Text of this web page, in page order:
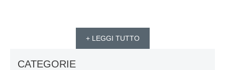
+ LEGGI TUTTO
CATEGORIE